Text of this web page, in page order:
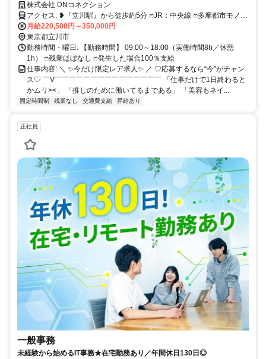
イベートも充実させちゃおう☆
株式会社 DNコネクション
アクセス: ❥『立川駅』から徒歩約5分 ෆJR：中央線 ෆ多摩都市モノレ
ール
月給220,500円～350,000円
東京都立川市
勤務時間・曜日: 【勤務時間】 09:00～18:00（実働時間8h／休憩
1h） ෆ残業ほぼなし ෆ発生した場合100％支給
仕事内容: ＼ ✨今だけ限定レア求人✨ ／ ♡応募するなら“今”がチャン
ス♡ ￣V￣￣￣￣￣￣￣￣￣￣￣￣￣￣￣ 「仕事だけで1日終わると
かムリ><」 「推しのために働いてるまである」 「美容もネイ...
固定時間制 残業なし 交通費支給 昇給あり
正社員
一般事務
未経験から始めるIT事務★在宅勤務あり／年間休日130日◎